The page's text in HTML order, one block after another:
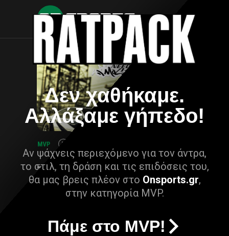
Δεν χαθήκαμε.
Αλλάξαμε γήπεδο!
Αν ψάχνεις περιεχόμενο για τον άντρα,
το στιλ, τη δράση και τις επιδόσεις του,
θα μας βρεις πλέον στο Onsports.gr,
στην κατηγορία MVP.
Πάμε στο MVP!